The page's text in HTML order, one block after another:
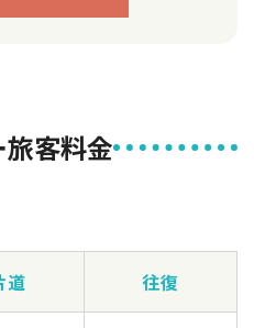
客料金
道 往復